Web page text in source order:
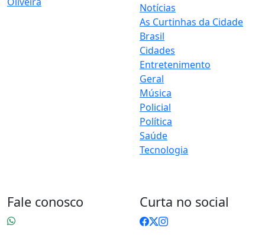
Notícias
As Curtinhas da Cidade
Brasil
Cidades
Entretenimento
Geral
Música
Policial
Política
Saúde
Tecnologia
Fale conosco Curta no social